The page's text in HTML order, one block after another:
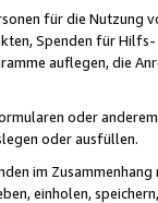
für die Nutzung
Spenden für
auflegen, die
oder
oder ausfüllen.
im
einholen,